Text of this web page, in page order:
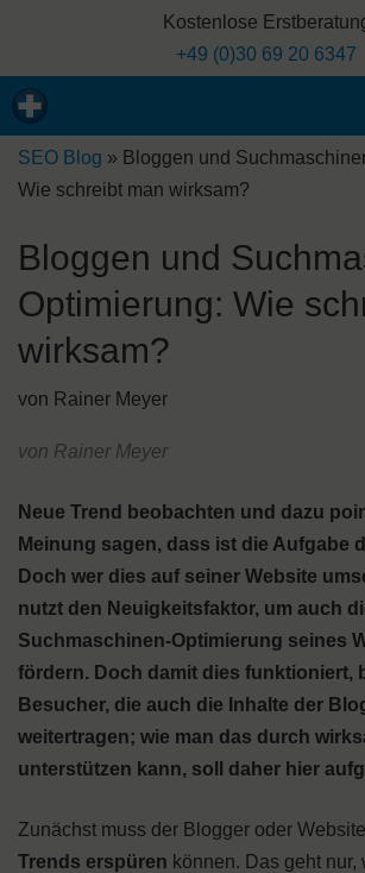
Kostenlose
+49 (0)30 69 20 6347
SEO Blog » Bloggen und
Wie schreibt man wirksam?
Bloggen und
Optimierung: Wie
wirksam?
von Rainer Meyer
von Rainer Meyer
Neue Trend beobachten und dazu
Meinung sagen, dass ist die Aufgabe
Doch wer dies auf seiner Website
nutzt den Neuigkeitsfaktor, um auch
Suchmaschinen-Optimierung seines
fördern. Doch damit dies funktioniert,
Besucher, die auch die Inhalte der
weitertragen; wie man das durch
unterstützen kann, soll daher hier
Zunächst muss der Blogger oder
Trends erspüren können. Das geht nur,